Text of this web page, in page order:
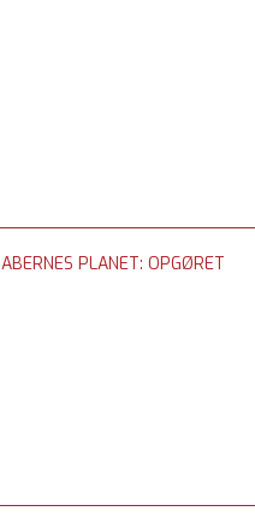
ABERNES PLANET: OPGØRET